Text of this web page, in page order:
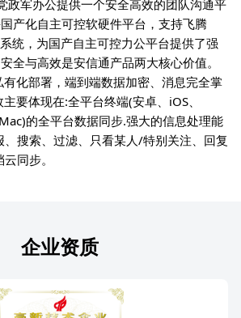
军办公提供一个安全高效的团队沟通平
产化自主可控软硬件平台，支持飞腾
统，为国产自主可控力公平台提供了强
全与高效是安信通产品两大核心价值。
化部署，端到端数据加密、消息完全掌
要体现在:全平台终端(安卓、iOS、
的全平台数据同步.强大的信息处理能
、搜索、过滤、只看某人/特别关注、回复
同步。
企业资质